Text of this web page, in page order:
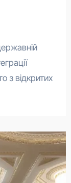
з відкритих